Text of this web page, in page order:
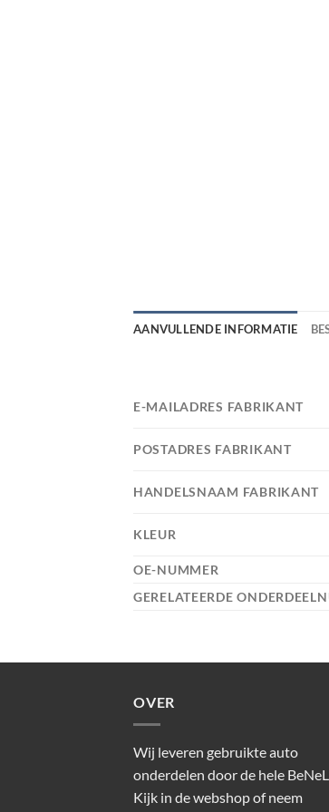
AANVULLENDE INFORMATIE
E-MAILADRES FABRIKANT
POSTADRES FABRIKANT
HANDELSNAAM FABRIKANT
KLEUR
OE-NUMMER
GERELATEERDE
OVER
Wij leveren gebruikte auto
onderdelen door de hele
Kijk in de webshop of neem